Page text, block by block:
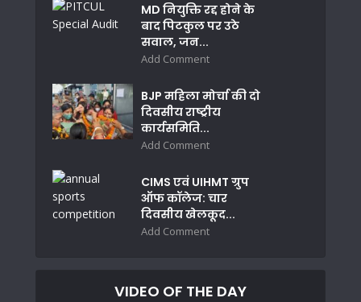
MD नियुक्ति रद्द होने के
बाद पिटकुल पर उठे
सवाल, जन...
Add Comment
BJP महिला मोर्चा की दो
दिवसीय राष्ट्रीय
कार्यसमिति...
Add Comment
CIMS एवं UIHMT ग्रुप
ऑफ कॉलेज: चार
दिवसीय खेलकूद...
Add Comment
VIDEO OF THE DAY